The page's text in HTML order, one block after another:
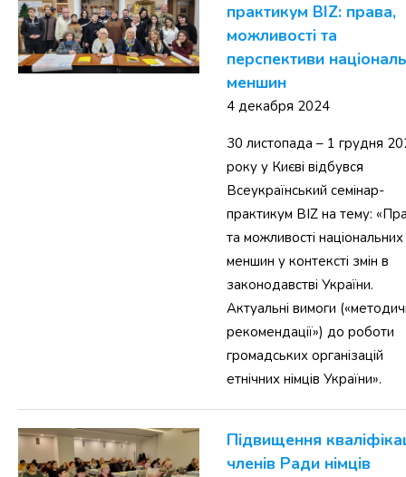
практикум BIZ: права,
можливості та
перспективи
меншин
4 декабря 2024
30 листопада – 1 грудня
року у Києві відбувся
Всеукраїнський семінар-
практикум BIZ на тему:
та можливості національних
меншин у контексті змін в
законодавстві України.
Актуальні вимоги
рекомендації») до роботи
громадських організацій
етнічних німців України».
Підвищення
членів Ради німців